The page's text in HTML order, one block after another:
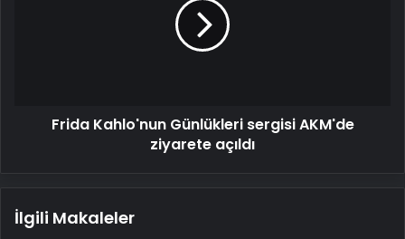
Frida Kahlo'nun Günlükleri sergisi AKM'de
ziyarete açıldı
İlgili Makaleler